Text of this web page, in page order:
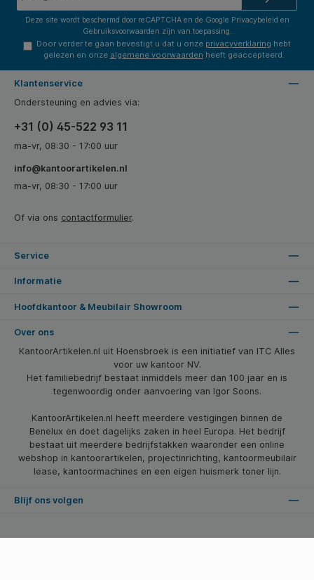
Deze site wordt beschermd door reCAPTCHA en de Google Privacybeleid en
Gebruiksvoorwaarden zijn van toepassing.
Door verder te gaan bevestigt u dat u onze privacyverklaring hebt
gelezen en onze algemene voorwaarden heeft geaccepteerd.
Klantenservice
Ondersteuning en advies via:
+31 (0) 45-522 93 11
ma-vr, 08:30 - 17:00 uur
info@kantoorartikelen.nl
ma-vr, 08:30 - 17:00 uur
Of via ons contactformulier.
Service
Informatie
Hoofdkantoor & Meubilair Showroom
Over ons
KantoorArtikelen.nl uit Hoensbroek is een initiatief van ITC Alles
voor uw kantoor NV.
Het familiebedrijf bestaat inmiddels meer dan 100 jaar en is
tegenwoordig onder aanvoering van Igor Soons.
KantoorArtikelen.nl heeft meerdere vestigingen binnen de
Benelux en doet dagelijks zaken in heel Europa. Het bedrijf
bestaat uit meerdere bedrijfstakken waaronder een online
webshop in kantoorartikelen, projectinrichting, kantoormeubilair
lease, kantoormachines en een eigen huismerk toner lijn.
Blijf ons volgen